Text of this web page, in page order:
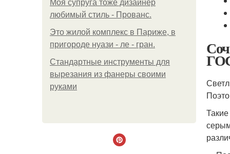
Моя супруга тоже дизайнер
любимый стиль - Прованс.
Это жилой комплекс в Париже, в
пригороде нуази - ле - гран.
Стандартные инструменты для
вырезания из фанеры своими
руками